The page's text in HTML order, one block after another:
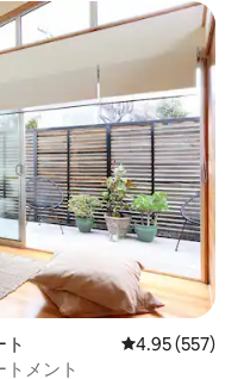
ト レビュー557
4.95 (557)
メント